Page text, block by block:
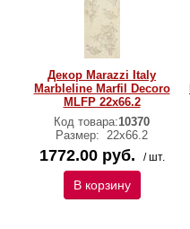
Декор Marazzi Italy
Marbleline Marfil Decoro
MLFP 22х66.2
Код товара:10370
Размер: 22х66.2
1772.00 руб. / шт.
В корзину